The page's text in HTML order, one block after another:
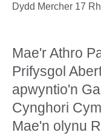
Dydd Mercher 17
Mae'r Athro
Prifysgol
apwyntio'n
Cynghori
Mae'n olynu